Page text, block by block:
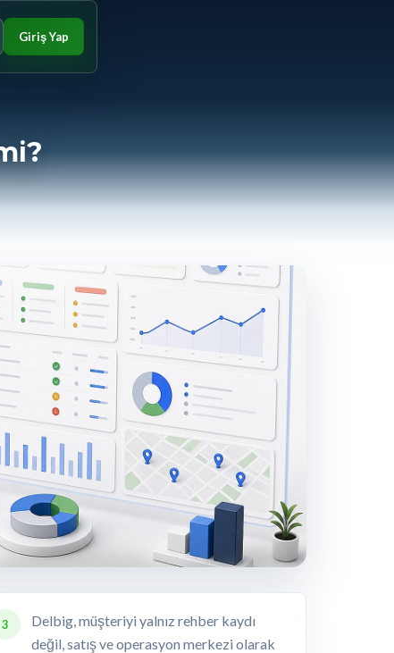
Giriş Yap
3
Delbig, müşteriyi yalnız rehber kaydı
değil, satış ve operasyon merkezi olarak